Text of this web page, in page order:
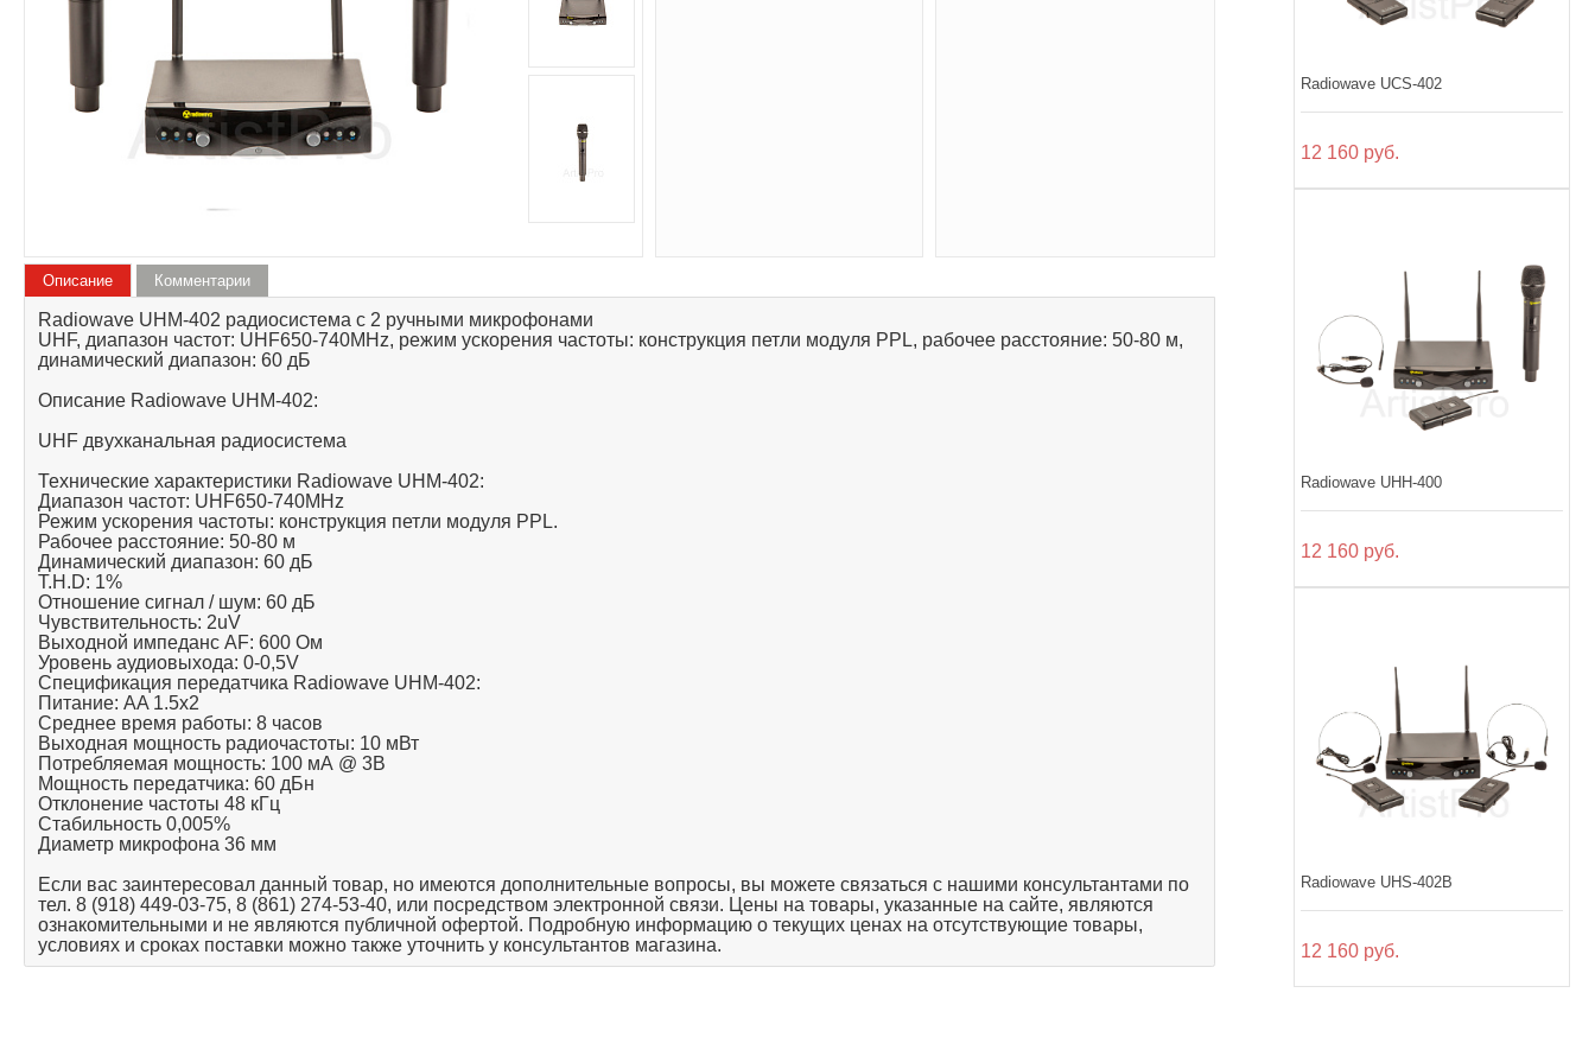
Radiowave UCS-402
12 160 руб.
Radiowave UHH-400
12 160 руб.
Radiowave UHS-402B
12 160 руб.
Описание
Radiowave UHM-402 радиосистема с 2 ручными микрофонами
UHF, диапазон частот: UHF650-740MHz, режим ускорения частоты: конструкция петли модуля PPL, рабочее расстояние: 50-80 м,
динамический диапазон: 60 дБ
Описание Radiowave UHM-402:
UHF двухканальная радиосистема
Технические характеристики Radiowave UHM-402:
Диапазон частот: UHF650-740MHz
Режим ускорения частоты: конструкция петли модуля PPL.
Рабочее расстояние: 50-80 м
Динамический диапазон: 60 дБ
T.H.D: 1%
Отношение сигнал / шум: 60 дБ
Чувствительность: 2uV
Выходной импеданс AF: 600 Ом
Уровень аудиовыхода: 0-0,5V
Спецификация передатчика Radiowave UHM-402:
Питание: AA 1.5x2
Среднее время работы: 8 часов
Выходная мощность радиочастоты: 10 мВт
Потребляемая мощность: 100 мА @ 3В
Мощность передатчика: 60 дБн
Отклонение частоты 48 кГц
Стабильность 0,005%
Диаметр микрофона 36 мм
Если вас заинтересовал данный товар, но имеются дополнительные вопросы, вы можете связаться с нашими консультантами по
тел. 8 (918) 449-03-75, 8 (861) 274-53-40, или посредством электронной связи. Цены на товары, указанные на сайте, являются
ознакомительными и не являются публичной офертой. Подробную информацию о текущих ценах на отсутствующие товары,
условиях и сроках поставки можно также уточнить у консультантов магазина.
Комментарии